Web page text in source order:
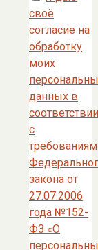
своё
согласие на
обработку
моих
данных в
соответствии
с
закона от
27.07.2006
года №152-
ФЗ «О